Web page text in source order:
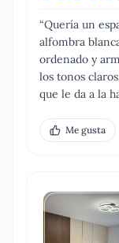
“Quería un
alfombra
ordenado y
los tonos
que le da a la
Me gusta